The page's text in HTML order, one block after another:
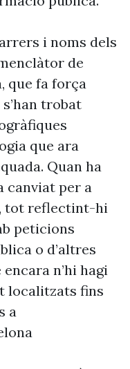
i noms dels
de
que fa força
trobat
que ara
Quan ha
canviat per a
tot reflectint-hi
peticions
o d’altres
n’hi hagi
localitzats fins
a